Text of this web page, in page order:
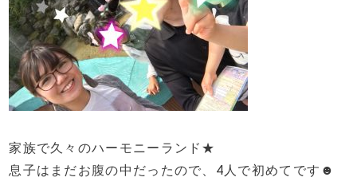
家族で久々のハーモニーランド★
息子はまだお腹の中だったので、4人で初めてです☻